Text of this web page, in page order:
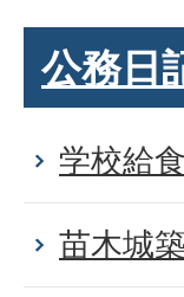
公務日
学校給
苗木城